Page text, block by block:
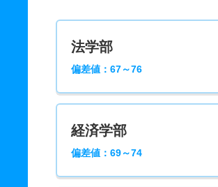
法学部
偏差値：67～76
経済学部
偏差値：69～74